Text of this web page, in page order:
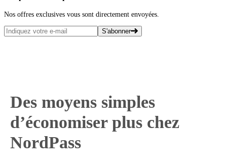
Nos offres exclusives vous sont directement envoyées.
S'abonner
Des moyens simples
d’économiser plus chez
NordPass